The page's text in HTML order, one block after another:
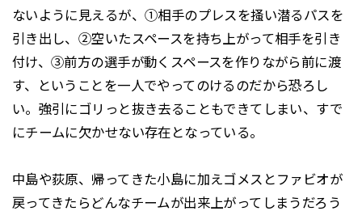
ないように見えるが、①相手のプレスを掻い潜るパスを
引き出し、②空いたスペースを持ち上がって相手を引き
付け、③前方の選手が動くスペースを作りながら前に渡
す、ということを一人でやってのけるのだから恐ろし
い。強引にゴリっと抜き去ることもできてしまい、すで
にチームに欠かせない存在となっている。
中島や荻原、帰ってきた小島に加えゴメスとファビオが
戻ってきたらどんなチームが出来上がってしまうだろう